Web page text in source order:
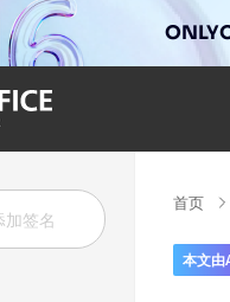
首页
本文由